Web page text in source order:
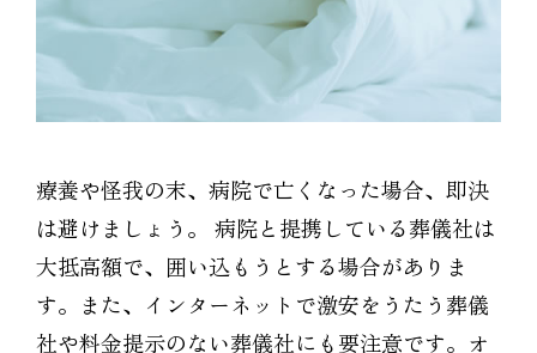
療養や怪我の末、病院で亡くなった場合、即決
は避けましょう。 病院と提携している葬儀社は
大抵高額で、囲い込もうとする場合がありま
す。また、インターネットで激安をうたう葬儀
社や料金提示のない葬儀社にも要注意です。オ